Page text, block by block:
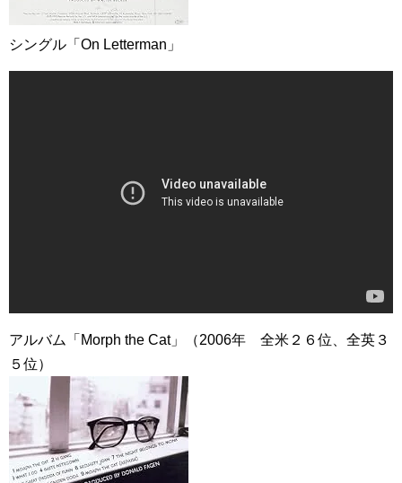
シングル「On Letterman」
アルバム「Morph the Cat」（2006年 全米２６位、全英３
５位）